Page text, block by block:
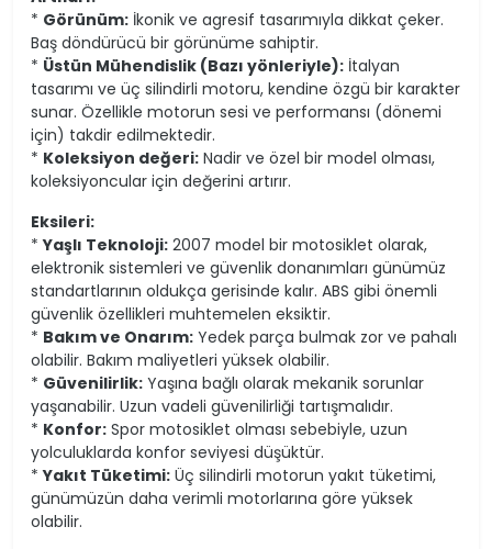
* Görünüm: İkonik ve agresif tasarımıyla dikkat çeker.
Baş döndürücü bir görünüme sahiptir.
* Üstün Mühendislik (Bazı yönleriyle): İtalyan
tasarımı ve üç silindirli motoru, kendine özgü bir karakter
sunar. Özellikle motorun sesi ve performansı (dönemi
için) takdir edilmektedir.
* Koleksiyon değeri: Nadir ve özel bir model olması,
koleksiyoncular için değerini artırır.
Eksileri:
*Yaşlı Teknoloji: 2007 model bir motosiklet olarak,
elektronik sistemleri ve güvenlik donanımları günümüz
standartlarının oldukça gerisinde kalır. ABS gibi önemli
güvenlik özellikleri muhtemelen eksiktir.
* Bakım ve Onarım: Yedek parça bulmak zor ve pahalı
olabilir. Bakım maliyetleri yüksek olabilir.
* Güvenilirlik: Yaşına bağlı olarak mekanik sorunlar
yaşanabilir. Uzun vadeli güvenilirliği tartışmalıdır.
* Konfor: Spor motosiklet olması sebebiyle, uzun
yolculuklarda konfor seviyesi düşüktür.
*Yakıt Tüketimi: Üç silindirli motorun yakıt tüketimi,
günümüzün daha verimli motorlarına göre yüksek
olabilir.